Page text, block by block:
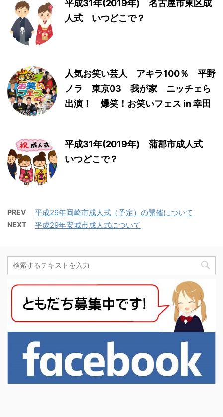
平成31年(2019年) 名古屋市東区成
人式 いつどこで？
人気お笑い芸人 アキラ100％ 平野
ノラ 東京03 我が家 ニッチェら
出演！ 爆笑！お笑いフェス in 幸田
平成31年(2019年) 蒲郡市成人式
いつどこで？
PREV 平成29年岡崎市成人式（予定）の開催について
NEXT 平成29年安城市成人式について